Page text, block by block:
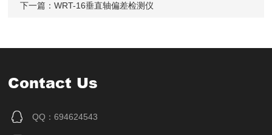
下一篇：WRT-16垂直轴偏差检测仪
Contact Us
QQ：694624543